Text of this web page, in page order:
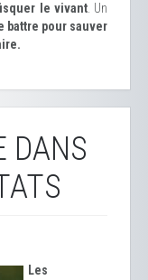
le vivant. Un
battre pour sauver
DANS
Les